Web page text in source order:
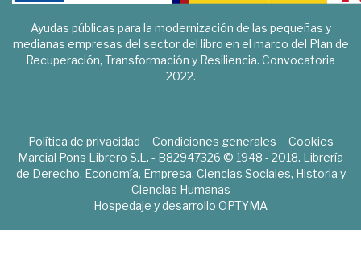
Ayudas públicas para la modernización de las pequeñas y
medianas empresas del sector del libro en el marco del Plan de
Recuperación, Transformación y Resiliencia. Convocatoria
2022.
Política de privacidad Condiciones generales
Cookies
Marcial Pons Librero S.L. - B82947326 © 1948 - 2018. Librería
de Derecho, Economía, Empresa, Ciencias Sociales, Historia y
Ciencias Humanas
Hospedaje y desarrollo OPTYMA